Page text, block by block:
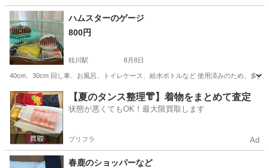
京都 京都市 その他
ハムスターのゲージ
800円
桂川駅 8月8日
40cm、30cm 回し車、お風呂、トイレケース、給水ボトルなど 使用済みのため、多
京都 京都市 桂川駅 その他 ゲージ
【夏のタンス整理👘】着物をまとめて査定
状態が悪くてもOK！最大限買取します
プリフラ Ad
春鹿のショッパーなど